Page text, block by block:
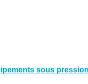
sous